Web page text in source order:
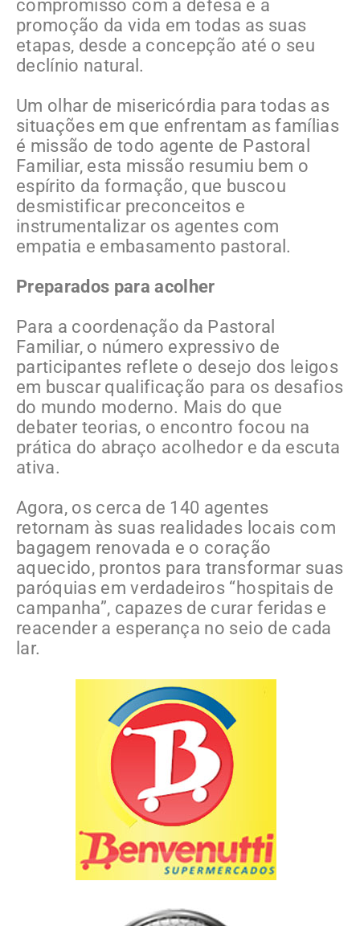
compromisso com a defesa e a
promoção da vida em todas as suas
etapas, desde a concepção até o seu
declínio natural.
Um olhar de misericórdia para todas as
situações em que enfrentam as famílias
é missão de todo agente de Pastoral
Familiar, esta missão resumiu bem o
espírito da formação, que buscou
desmistificar preconceitos e
instrumentalizar os agentes com
empatia e embasamento pastoral.
Preparados para acolher
Para a coordenação da Pastoral
Familiar, o número expressivo de
participantes reflete o desejo dos leigos
em buscar qualificação para os desafios
do mundo moderno. Mais do que
debater teorias, o encontro focou na
prática do abraço acolhedor e da escuta
ativa.
Agora, os cerca de 140 agentes
retornam às suas realidades locais com
bagagem renovada e o coração
aquecido, prontos para transformar suas
paróquias em verdadeiros “hospitais de
campanha”, capazes de curar feridas e
reacender a esperança no seio de cada
lar.